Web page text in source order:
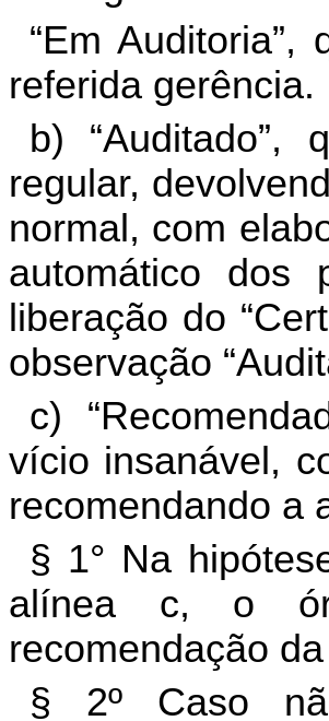
“Em
referida gerência.
b) “Auditado”,
regular,
normal, com
automático dos
liberação do
observação
c)
vício insanável,
recomendando a
§ 1° Na
alínea c, o
recomendação
§ 2º Caso